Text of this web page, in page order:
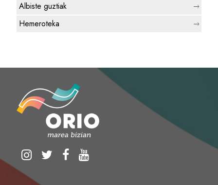
Albiste guztiak
Hemeroteka